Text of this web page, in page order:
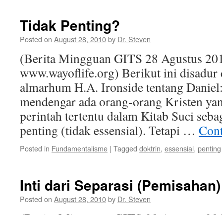
Tidak Penting?
Posted on August 28, 2010by Dr. Steven
(Berita Mingguan GITS 28 Agustus
www.wayoflife.org) Berikut ini disadur
almarhum H.A. Ironside tentang
mendengar ada orang-orang Kristen
perintah tertentu dalam Kitab Suci
penting (tidak essensial). Tetapi …
Posted in Fundamentalisme | Tagged doktrin, essensial, penting
Inti dari Separasi (Pemisahan)
Posted on August 28, 2010by Dr. Steven